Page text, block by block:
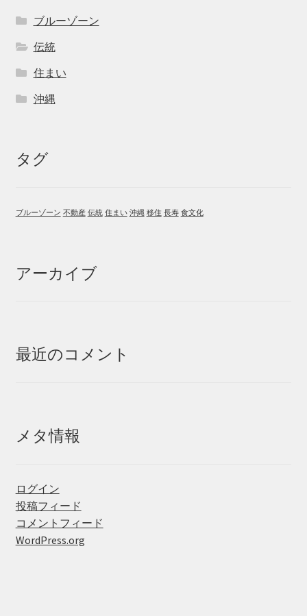
ブルーゾーン
伝統
住まい
沖縄
タグ
ブルーゾーン 不動産 伝統 住まい 沖縄 移住 長寿 食文化
アーカイブ
最近のコメント
メタ情報
ログイン
投稿フィード
コメントフィード
WordPress.org